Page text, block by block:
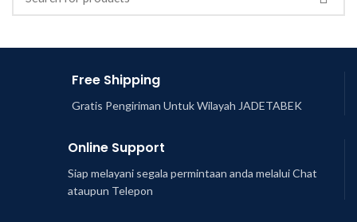
Free Shipping
Gratis Pengiriman Untuk Wilayah JADETABEK
Online Support
Siap melayani segala permintaan anda melalui Chat
ataupun Telepon